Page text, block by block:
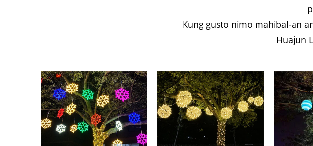
Kung gusto nimo mahibal-an
Huajun